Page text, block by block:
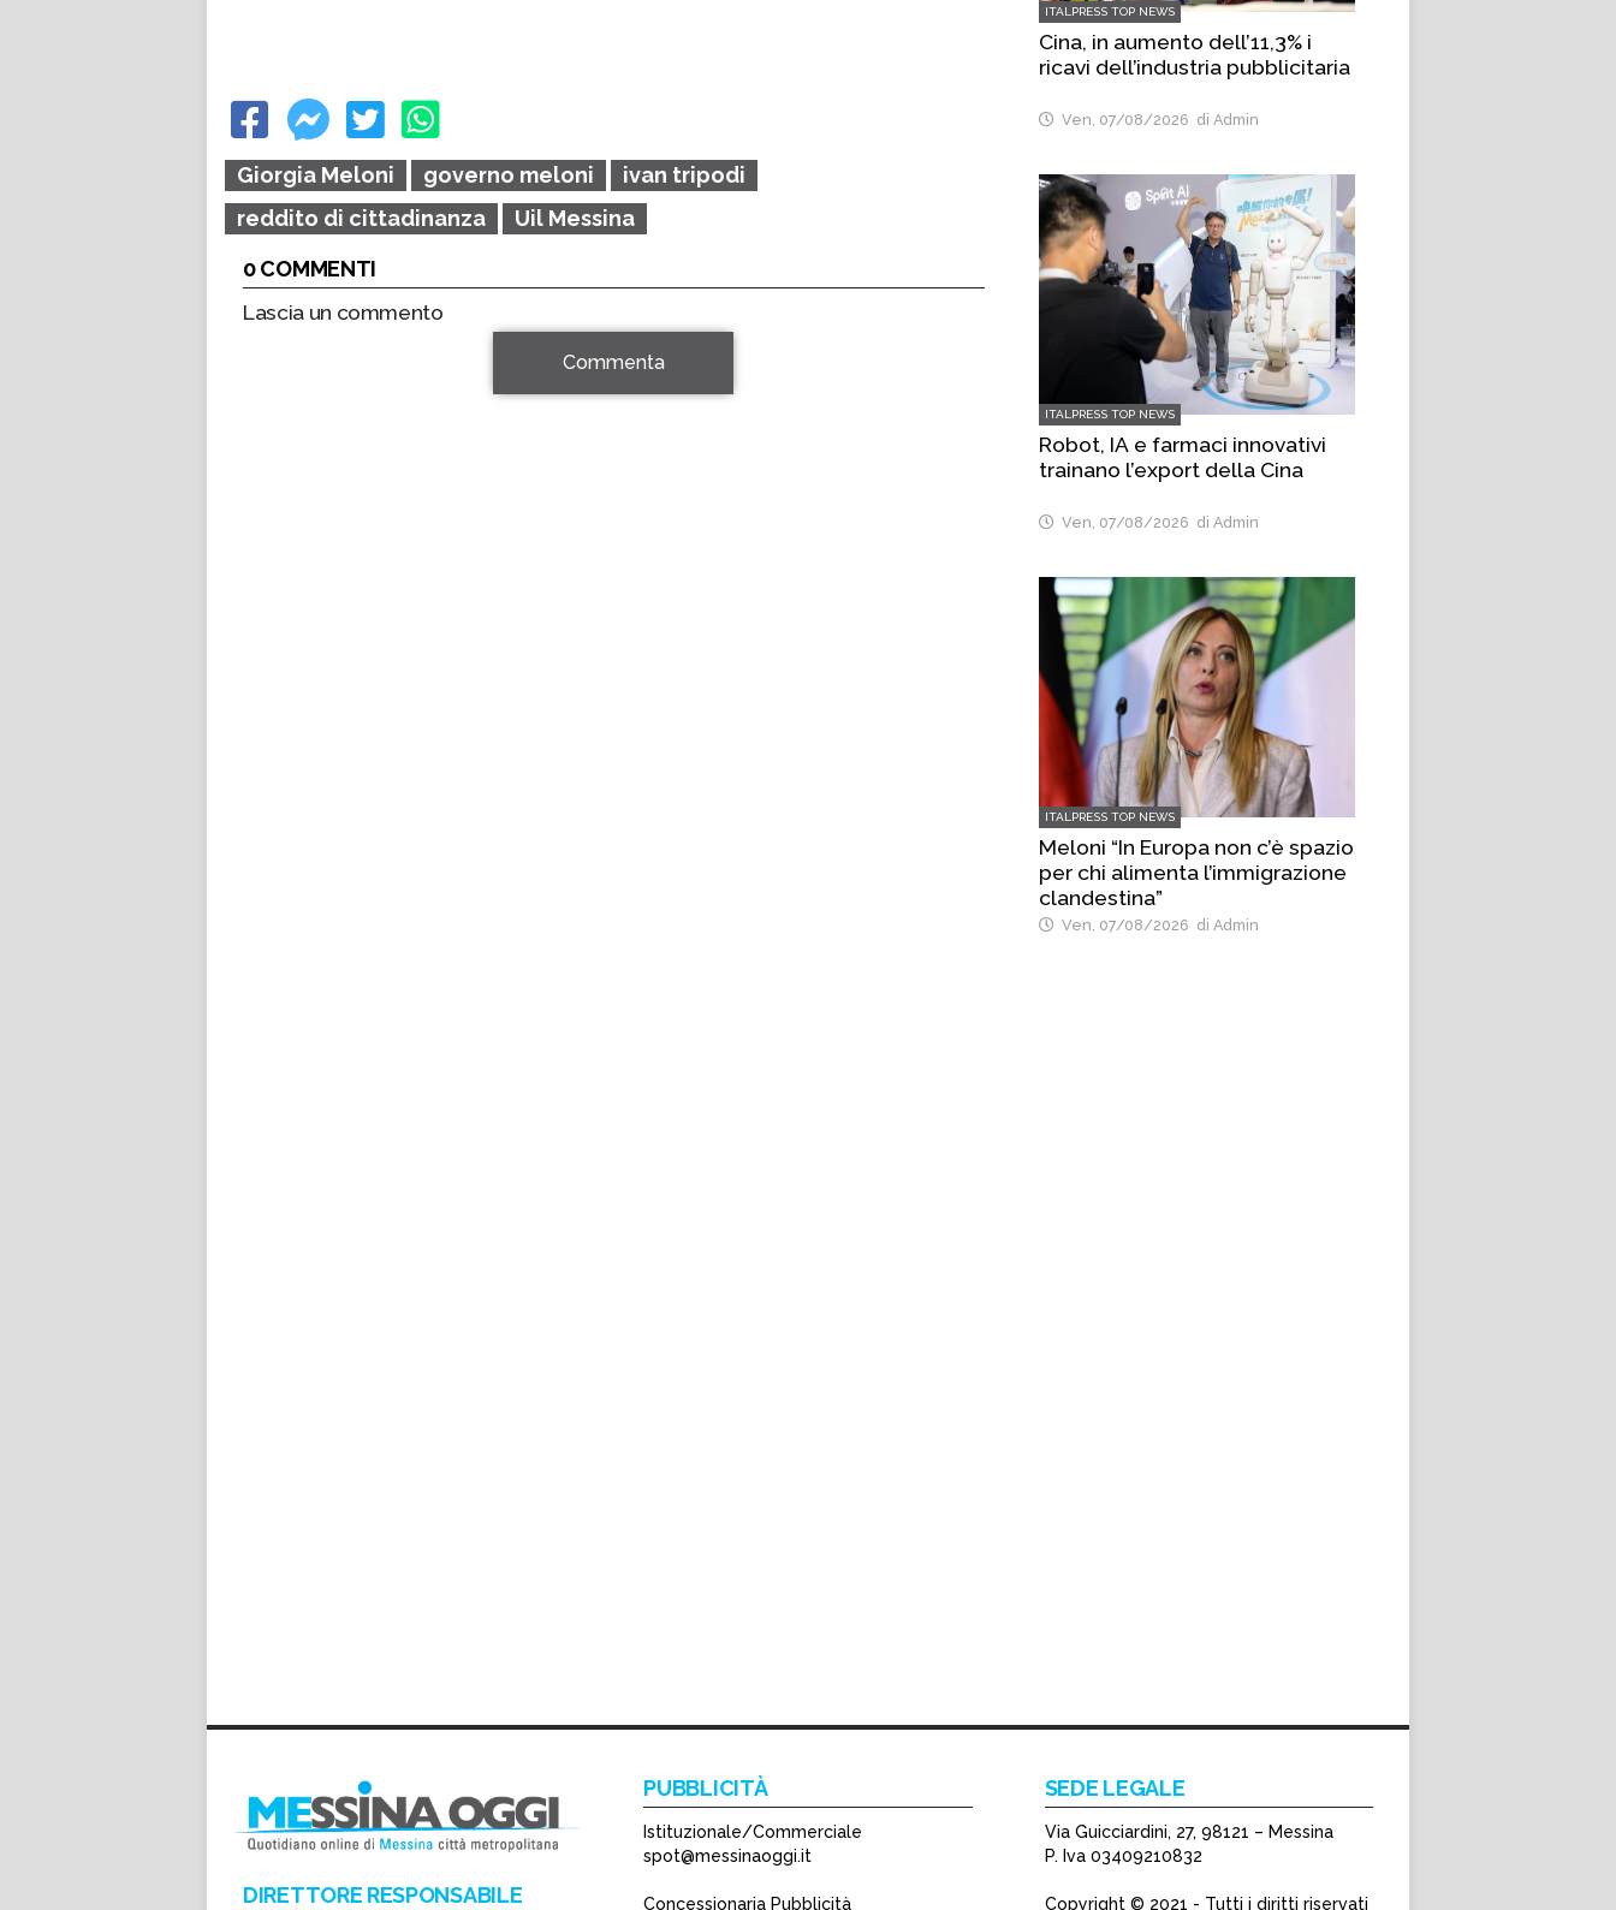
Giorgia Meloni governo meloni
ivan tripodi
reddito di cittadinanza
Uil Messina
0 COMMENTI
Lascia un commento
Commenta
ITALPRESS TOP NEWS
Cina, in aumento dell’11,3% i
ricavi dell’industria pubblicitaria
Ven, 07/08/2026 di Admin
ITALPRESS TOP NEWS
Robot, IA e farmaci innovativi
trainano l’export della Cina
Ven, 07/08/2026 di Admin
ITALPRESS TOP NEWS
Meloni “In Europa non c’è spazio
per chi alimenta l’immigrazione
clandestina”
Ven, 07/08/2026 di Admin
DIRETTORE RESPONSABILE
PUBBLICITÀ
Istituzionale/Commerciale
spot@messinaoggi.it
Concessionaria Pubblicità
SEDE LEGALE
Via Guicciardini, 27, 98121 – Messina
P. Iva 03409210832
Copyright © 2021 - Tutti i diritti riservati